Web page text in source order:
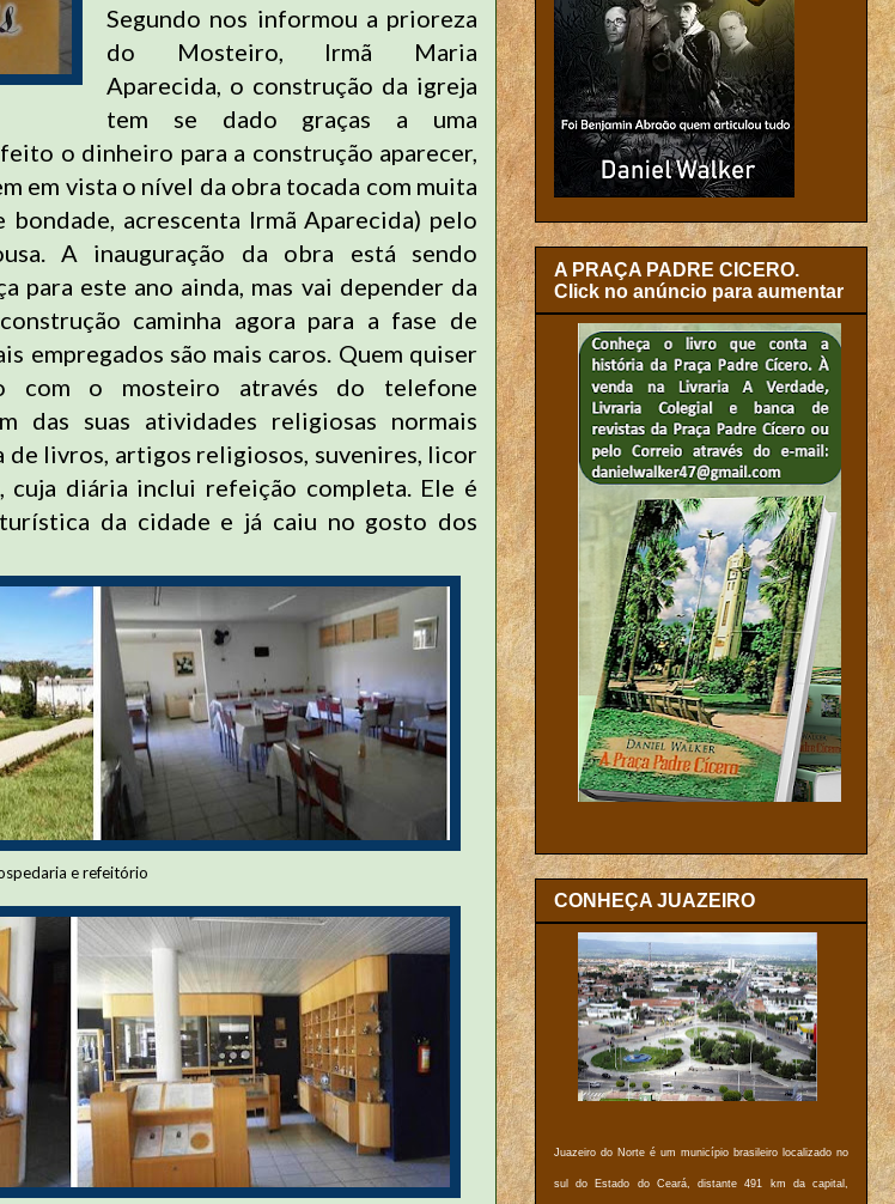
Segundo nos informou a prioreza
do Mosteiro, Irmã Maria
Aparecida, o construção da igreja
tem se dado graças a uma
o dinheiro para a construção aparecer,
em vista o nível da obra tocada com muita
acrescenta Irmã Aparecida) pelo
A inauguração da obra está sendo
para este ano ainda, mas vai depender da
caminha agora para a fase de
empregados são mais caros. Quem quiser
com o mosteiro através do telefone
das suas atividades religiosas normais
de livros, artigos religiosos, suvenires, licor
cuja diária inclui refeição completa. Ele é
da cidade e já caiu no gosto dos
e refeitório
A PRAÇA PADRE CICERO.
Click no anúncio para aumentar
CONHEÇA JUAZEIRO
Juazeiro do Norte é um município brasileiro localizado no
sul do Estado do Ceará, distante 491 km da capital,